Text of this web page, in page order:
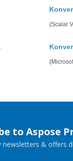
(Scalar
to Aspose
newsletters & offers